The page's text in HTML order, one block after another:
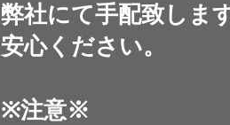
弊社にて手配致しま
安心ください。
※注意※